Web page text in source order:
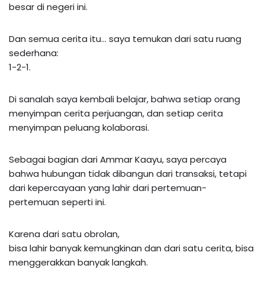
besar di negeri ini.
Dan semua cerita itu… saya temukan dari satu ruang
sederhana:
1-2-1.
Di sanalah saya kembali belajar, bahwa setiap orang
menyimpan cerita perjuangan, dan setiap cerita
menyimpan peluang kolaborasi.
Sebagai bagian dari Ammar Kaayu, saya percaya
bahwa hubungan tidak dibangun dari transaksi, tetapi
dari kepercayaan yang lahir dari pertemuan-
pertemuan seperti ini.
Karena dari satu obrolan,
bisa lahir banyak kemungkinan dan dari satu cerita, bisa
menggerakkan banyak langkah.